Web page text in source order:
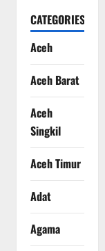
CATEGORIES
Aceh
Aceh Barat
Aceh
Singkil
Aceh Timur
Adat
Agama